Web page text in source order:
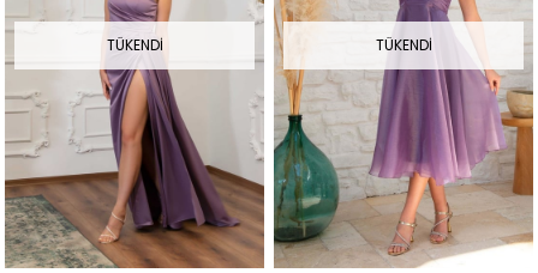
TÜKENDI TÜKENDI